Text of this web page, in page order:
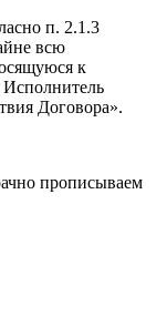
п. 2.1.3
всю
к
Договора».
прописываем